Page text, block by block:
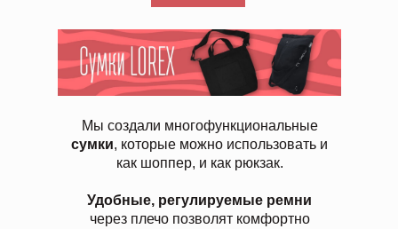
Мы создали многофункциональные
сумки, которые можно использовать и
как шоппер, и как рюкзак.
Удобные, регулируемые ремни
через плечо позволят комфортно